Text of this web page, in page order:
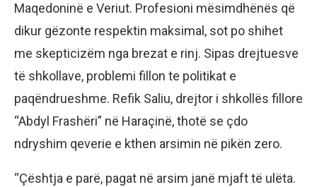
Maqedoninë e Veriut. Profesioni mësimdhënës që
dikur gëzonte respektin maksimal, sot po shihet
me skepticizëm nga brezat e rinj. Sipas drejtuesve
të shkollave, problemi fillon te politikat e
paqëndrueshme. Refik Saliu, drejtor i shkollës fillore
“Abdyl Frashëri” në Haraçinë, thotë se çdo
ndryshim qeverie e kthen arsimin në pikën zero.
“Çështja e parë, pagat në arsim janë mjaft të ulëta.